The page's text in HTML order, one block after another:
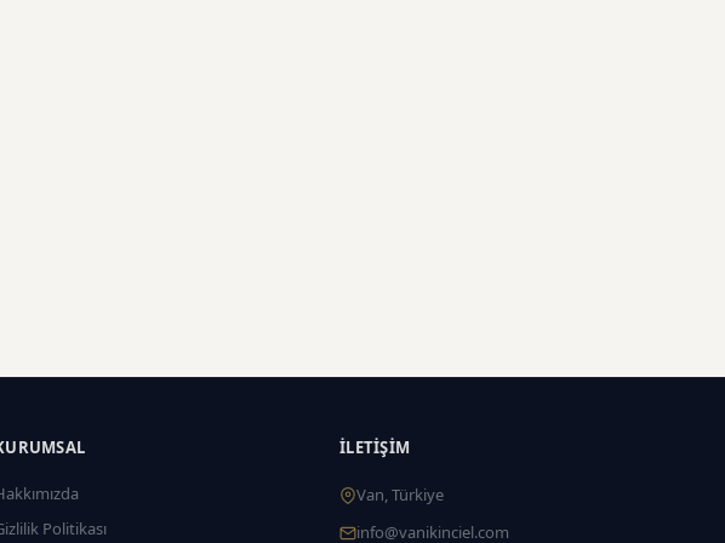
Politikası
İLETIŞIM
Van, Türkiye
info@vanikinciel.com